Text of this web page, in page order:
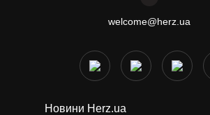
welcome@herz.ua
Новини Herz.ua